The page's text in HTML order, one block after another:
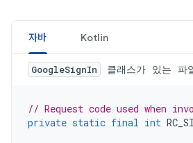
자바 Kotlin
GoogleSignIn 클래스가 있는 파
// Request code used when
private static final int